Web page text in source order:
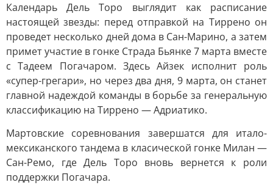
Календарь Дель Торо выглядит как расписание
настоящей звезды: перед отправкой на Тиррено он
проведет несколько дней дома в Сан-Марино, а затем
примет участие в гонке Страда Бьянке 7 марта вместе
с Тадеем Погачаром. Здесь Айзек исполнит роль
«супер-грегари», но через два дня, 9 марта, он станет
главной надеждой команды в борьбе за генеральную
классификацию на Тиррено — Адриатико.
Мартовские соревнования завершатся для итало-
мексиканского тандема в класической гонке Милан —
Сан-Ремо, где Дель Торо вновь вернется к роли
поддержки Погачара.